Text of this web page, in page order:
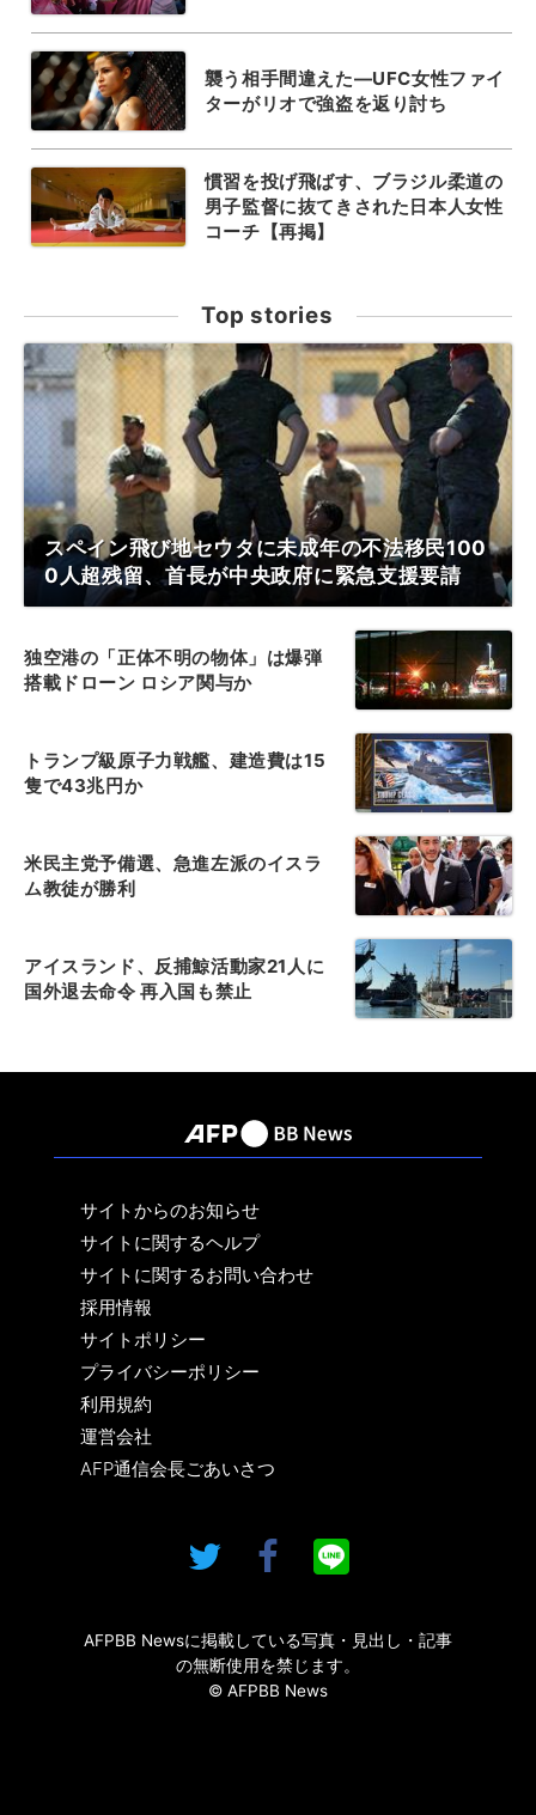
襲う相手間違えた―UFC女性ファイ
ターがリオで強盗を返り討ち
慣習を投げ飛ばす、ブラジル柔道の
男子監督に抜てきされた日本人女性
コーチ【再掲】
Top stories
スペイン飛び地セウタに未成年の不法移民100
0人超残留、首長が中央政府に緊急支援要請
独空港の「正体不明の物体」は爆弾
搭載ドローン ロシア関与か
トランプ級原子力戦艦、建造費は15
隻で43兆円か
米民主党予備選、急進左派のイスラ
ム教徒が勝利
アイスランド、反捕鯨活動家21人に
国外退去命令 再入国も禁止
サイトからのお知らせ
サイトに関するヘルプ
サイトに関するお問い合わせ
採用情報
サイトポリシー
プライバシーポリシー
利用規約
運営会社
AFP通信会長ごあいさつ
AFPBB Newsに掲載している写真・見出し・記事
の無断使用を禁じます。
© AFPBB News